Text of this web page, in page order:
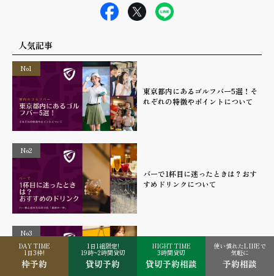
人気記事
No1
東京都内にあるゴルフバー5選！そ
れぞれの特徴やポイントについて
No2
バーで1杯目に迷ったときは？おす
すめドリンクについて
No3
バーで初めての一人飲みについて！
恥ずかしくないオーダー方法や知っ
ておきたいマナー
DAY TIME
1日3枠!
枠予約
1日1組限定!
19時~2時間貸切
貸切予約
NIGHT TIME
3時間貸切
貸切予約相談
使い慣れたLINEで
気軽に
予約相談